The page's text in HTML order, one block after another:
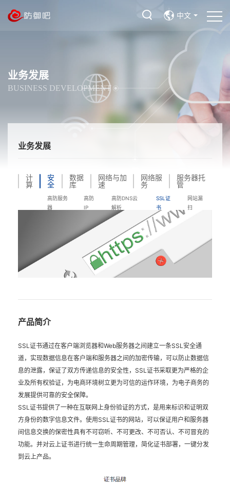
中文
业务发展
BUSINESS DEVELOPMENT
业务发展
计
算
安
全
高防服务
器
高防
IP
高防DNS云
解析
SSL证
书
网站漏
扫
数据
库
网络与加
速
网络服
务
服务器托
管
产品简介
SSL证书通过在客户端浏览器和Web服务器之间建立一条SSL安全通
道，实现数据信息在客户端和服务器之间的加密传输，可以防止数据信
息的泄露，保证了双方传递信息的安全性，SSL证书采取更为严格的企
业及所有权验证，为电商环境树立更为可信的运作环境，为电子商务的
发展提供可靠的安全保障。
SSL证书提供了一种在互联网上身份验证的方式，是用来标识和证明双
方身份的数字信息文件。使用SSL证书的网站，可以保证用户和服务器
间信息交换的保密性具有不可窃听、不可更改、不可否认、不可冒充的
功能。并对云上证书进行统一生命周期管理，简化证书部署，一键分发
到云上产品。